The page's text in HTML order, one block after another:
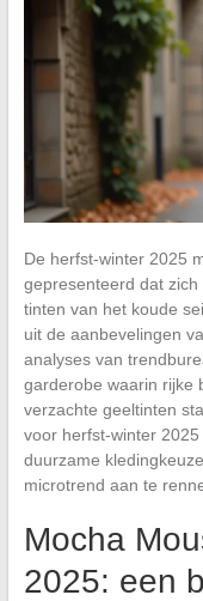
De herfst-winter 2025
gepresenteerd dat
tinten van het koude
uit de aanbevelingen
analyses van
garderobe waarin rijke
verzachte geeltinten
voor herfst-winter
duurzame
microtrend aan te
Mocha
2025: een